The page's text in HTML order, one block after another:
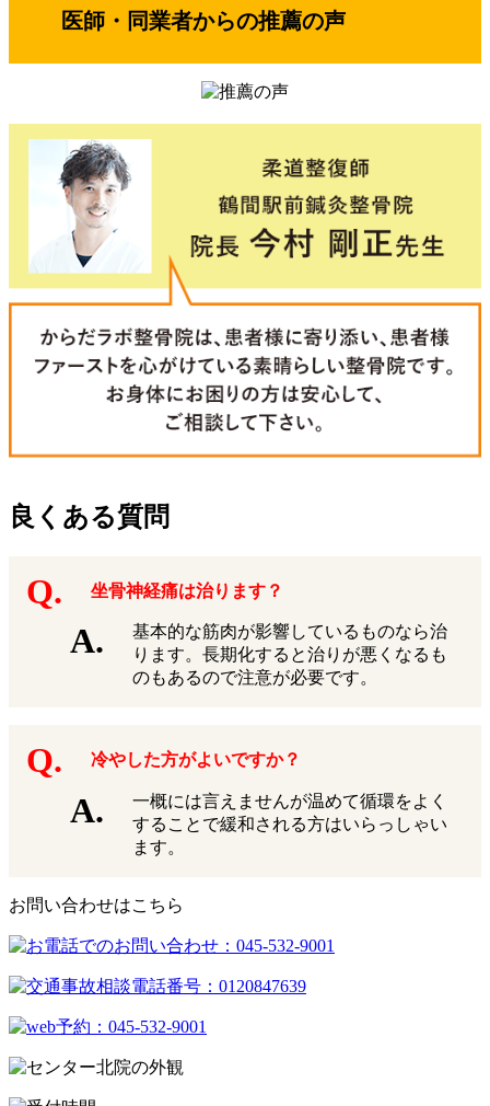
医師・同業者からの推薦の声
良くある質問
坐骨神経痛は治ります？
基本的な筋肉が影響しているものなら治
ります。長期化すると治りが悪くなるも
のもあるので注意が必要です。
冷やした方がよいですか？
一概には言えませんが温めて循環をよく
することで緩和される方はいらっしゃい
ます。
お問い合わせはこちら